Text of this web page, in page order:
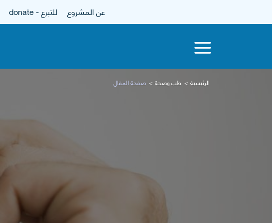
عن المشروع للتبرع - donate
الرئيسية طب وصحة صفحة المقال